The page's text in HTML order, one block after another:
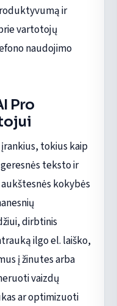
ir
vartotojų
naudojimo
Pro
įrankius, tokius kaip
teksto ir
kokybės
dirbtinis
ilgo el. laiško,
į žinutes arba
vaizdų
ar optimizuoti